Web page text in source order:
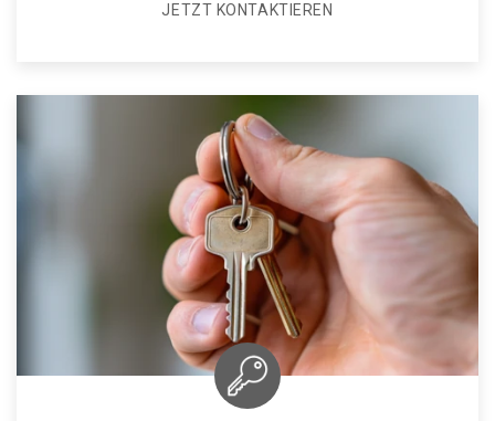
JETZT KONTAKTIEREN